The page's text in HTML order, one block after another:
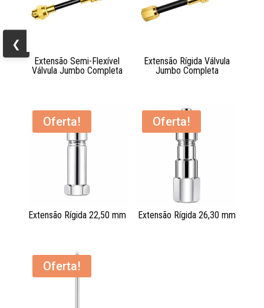
❮
Extensão Semi-Flexível
Válvula Jumbo Completa
Extensão Rígida Válvula
Jumbo Completa
Oferta!
Extensão Rígida 22,50 mm
Oferta!
Extensão Rígida 26,30 mm
Oferta!